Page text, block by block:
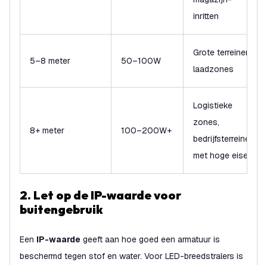
inritten
5–8 meter 50–100W
Grote terreinen,
laadzones
8+ meter 100–200W+
Logistieke
zones,
bedrijfsterreinen
met hoge eisen
2. Let op de IP-waarde voor
buitengebruik
Een IP-waarde geeft aan hoe goed een armatuur is
beschermd tegen stof en water. Voor LED-breedstralers is